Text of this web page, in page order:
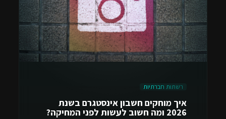
רשתות חברתיות
איך מוחקים חשבון אינסטגרם בשנת
2026 ומה חשוב לעשות לפני המחיקה?